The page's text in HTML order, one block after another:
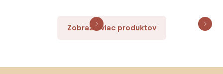
Zobraziť viac produktov